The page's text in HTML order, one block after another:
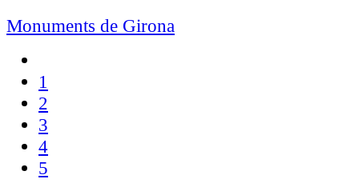
Monuments de Girona
1
2
3
4
5